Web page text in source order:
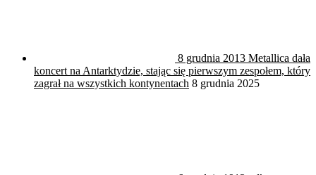
8 grudnia 2013 Metallica dała
koncert na Antarktydzie, stając się pierwszym zespołem, który
zagrał na wszystkich kontynentach 8 grudnia 2025